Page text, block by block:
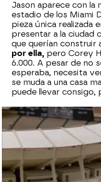
Jason aparece con la
estadio de los Miami
pieza única realizada
presentar a la ciudad
que querían construir
por ella, pero Corey
6.000. A pesar de no
esperaba, necesita
se muda a una casa
puede llevar consigo,
mega